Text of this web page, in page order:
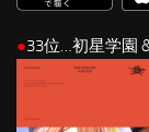
●33位…初星学園